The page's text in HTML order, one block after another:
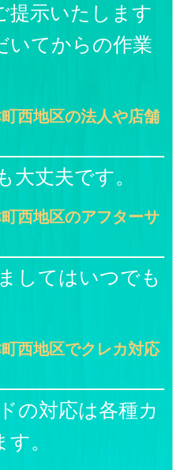
提示いたします
いてからの作業
西地区の法人や店舗
大丈夫です。
西地区のアフターサ
してはいつでも
西地区でクレカ対応
の対応は各種カ
。